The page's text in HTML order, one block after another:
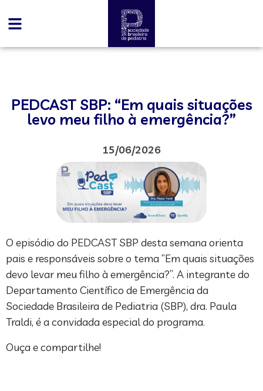
PEDCAST SBP: “Em quais situações
levo meu filho à emergência?”
15/06/2026
O episódio do PEDCAST SBP desta semana orienta
pais e responsáveis sobre o tema “Em quais situações
devo levar meu filho à emergência?”. A integrante do
Departamento Científico de Emergência da
Sociedade Brasileira de Pediatria (SBP), dra. Paula
Traldi, é a convidada especial do programa.
Ouça e compartilhe!